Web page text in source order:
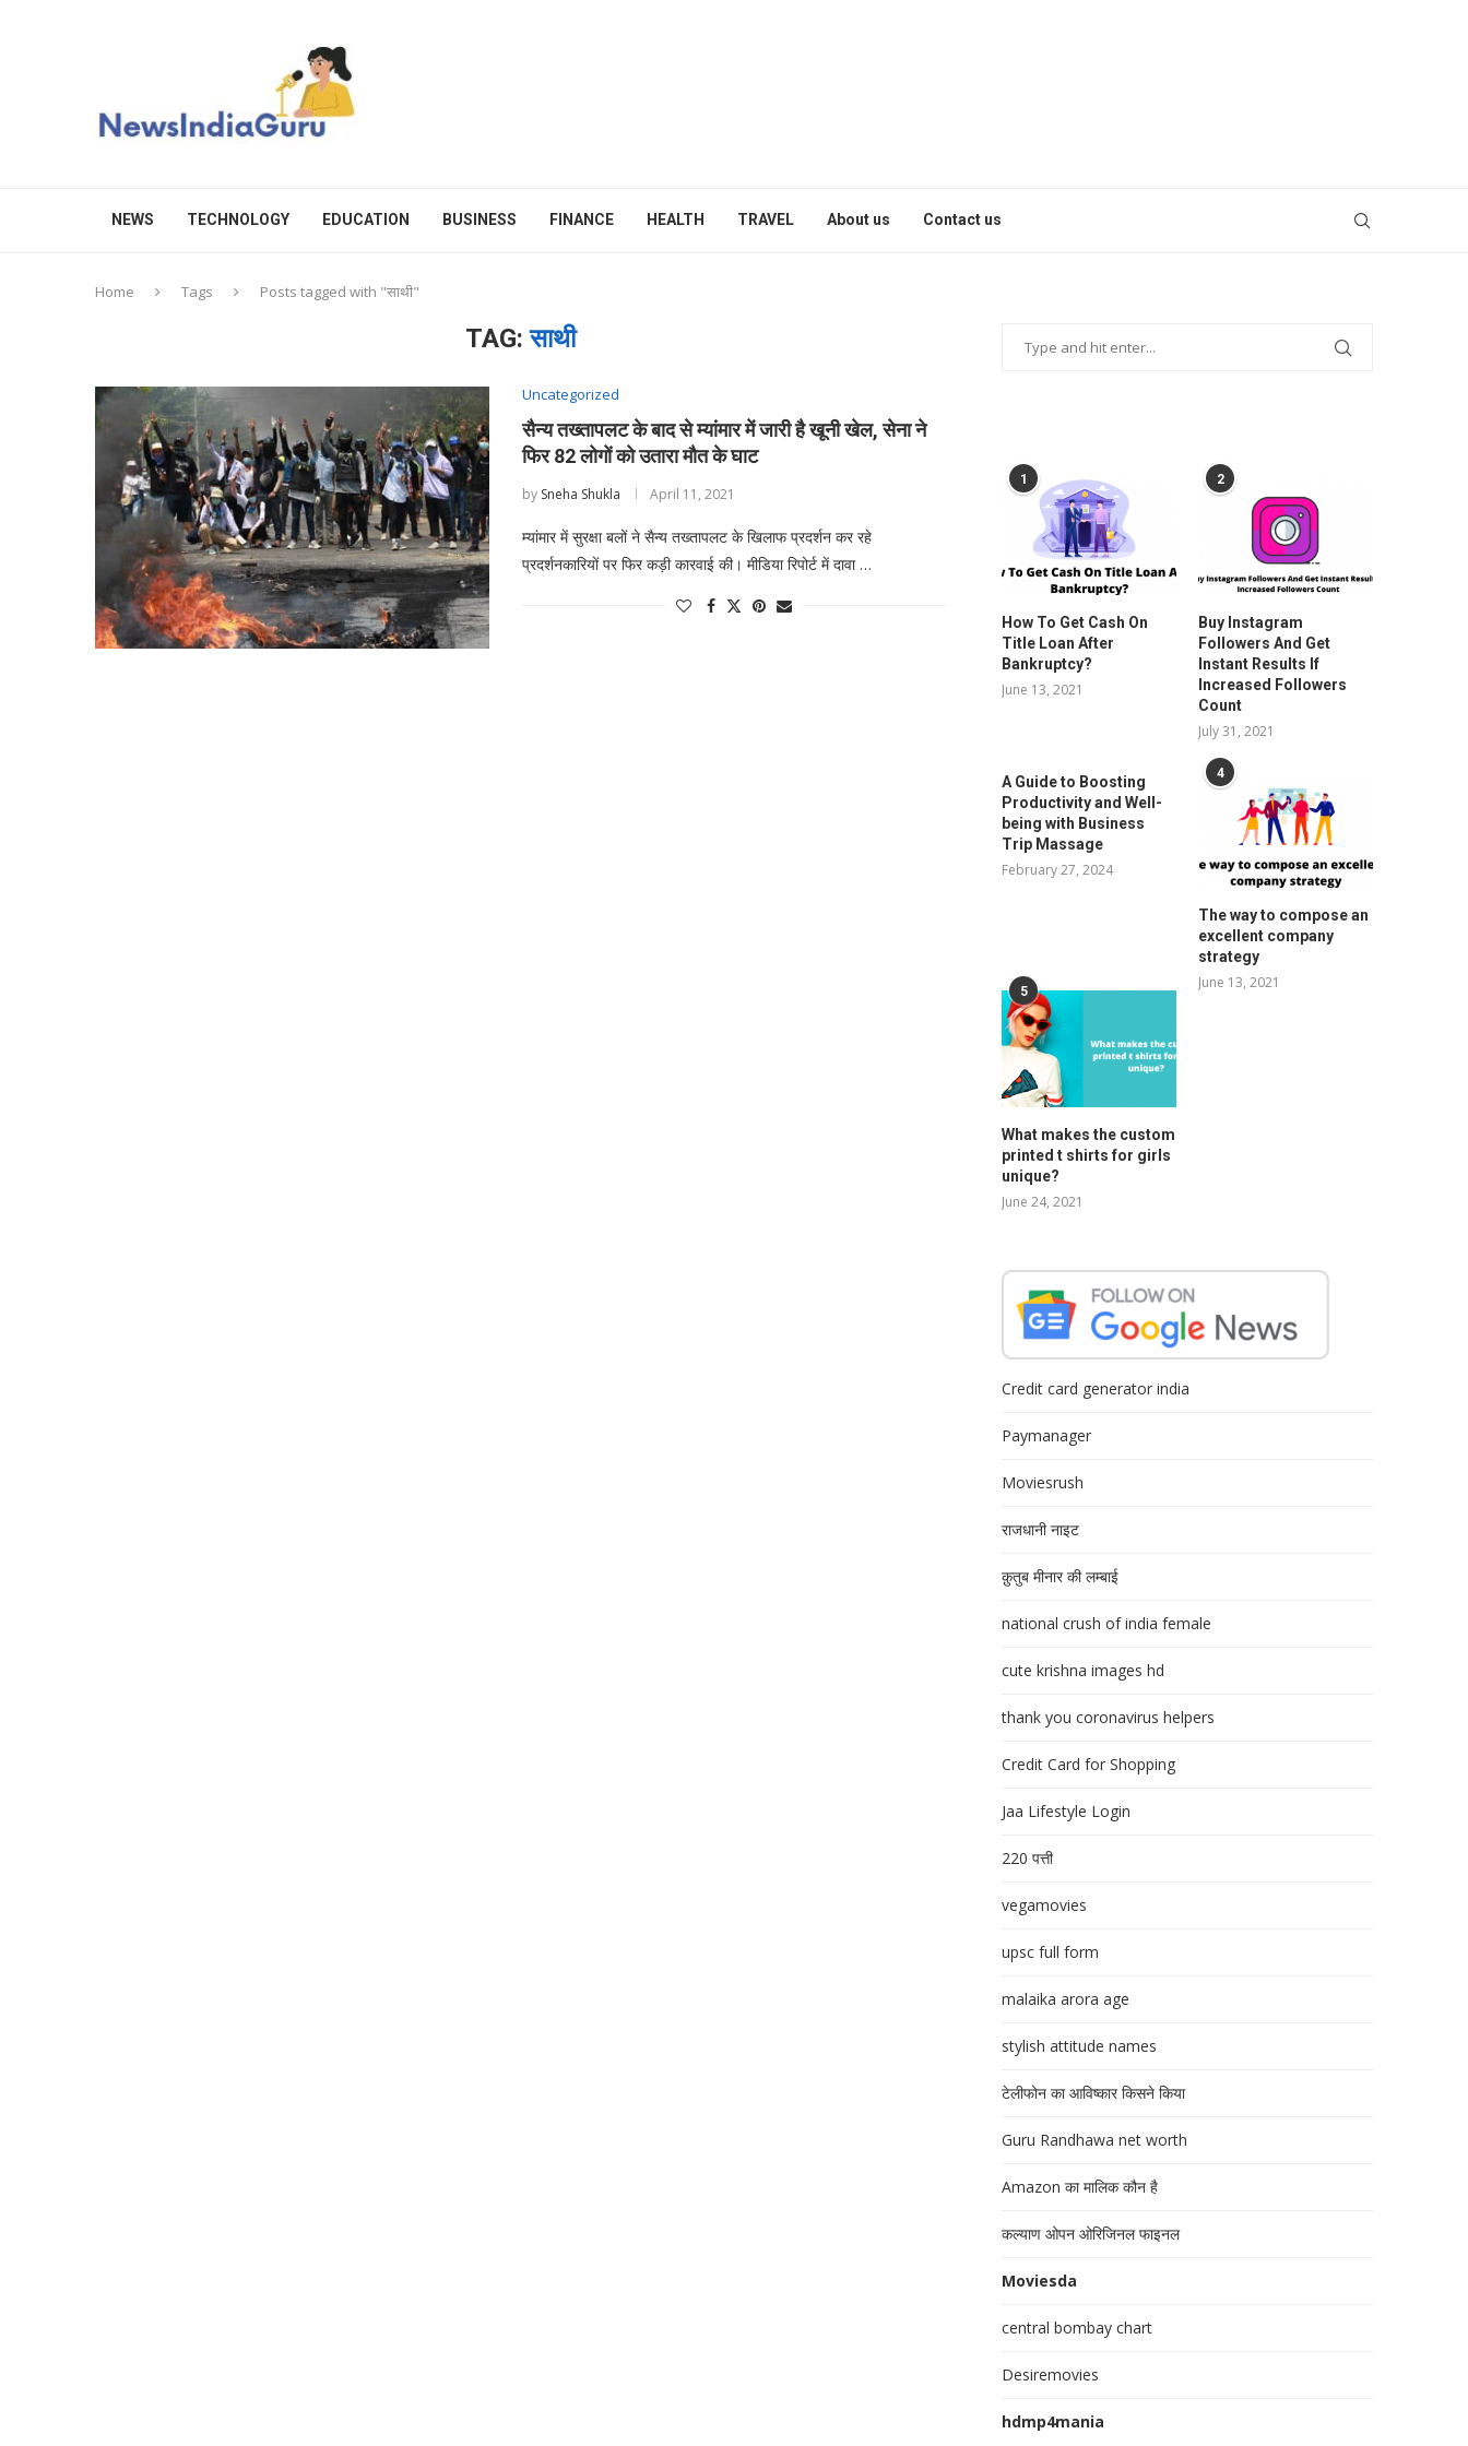
NEWS TECHNOLOGY EDUCATION BUSINESS FINANCE HEALTH TRAVEL About us Contact us
Home Tags Posts tagged with "साथी"
TAG:साथी
Uncategorized
सैन्य तख्तापलट के बाद से म्यांमार में जारी है खूनी खेल, सेना ने
फिर 82 लोगों को उतारा मौत के घाट
by Sneha Shukla April 11, 2021
म्यांमार में सुरक्षा बलों ने सैन्य तख्तापलट के खिलाफ प्रदर्शन कर रहे
प्रदर्शनकारियों पर फिर कड़ी कारवाई की। मीडिया रिपोर्ट में दावा …
1
How To Get Cash On
Title Loan After
Bankruptcy?
June 13, 2021
2
Buy Instagram
Followers And Get
Instant Results If
Increased Followers
Count
July 31, 2021
A Guide to Boosting
Productivity and Well-
being with Business
Trip Massage
February 27, 2024
4
The way to compose an
excellent company
strategy
June 13, 2021
5
What makes the custom
printed t shirts for girls
unique?
June 24, 2021
Credit card generator india
Paymanager
Moviesrush
राजधानी नाइट
क़ुतुब मीनार की लम्बाई
national crush of india female
cute krishna images hd
thank you coronavirus helpers
Credit Card for Shopping
Jaa Lifestyle Login
220 पत्ती
vegamovies
upsc full form
malaika arora age
stylish attitude names
टेलीफोन का आविष्कार किसने किया
Guru Randhawa net worth
Amazon का मालिक कौन है
कल्याण ओपन ओरिजिनल फाइनल
Moviesda
central bombay chart
Desiremovies
hdmp4mania